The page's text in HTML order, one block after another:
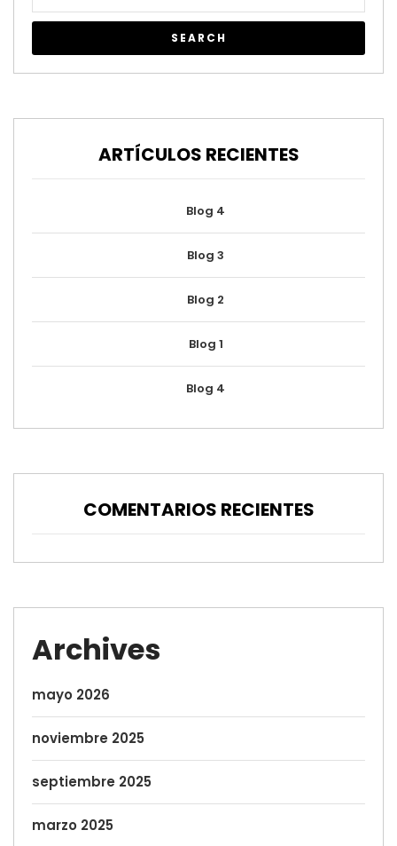
ARTÍCULOS RECIENTES
Blog 4
Blog 3
Blog 2
Blog 1
Blog 4
COMENTARIOS RECIENTES
Archives
mayo 2026
noviembre 2025
septiembre 2025
marzo 2025